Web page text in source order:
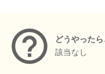
どうやった
該当なし